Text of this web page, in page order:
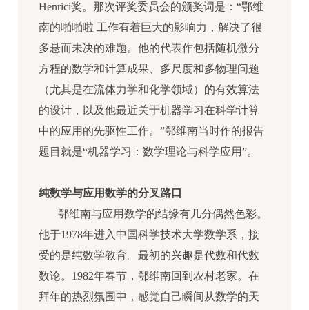
Henrici奖。那次评奖委员会的颁奖词是：“鄂维
南的啪啪啦 工作有着巨大的影响力，解决了很
多悬而未决的难题。他的代表作包括随机微分
方程的数学和计算成果、多尺度和多物理问题
（尤其是在流体力学和化学领域）的有效算法
的设计，以及他最近关于机器学习在科学计算
中的应用的先驱性工作。”鄂维南当时作的报告
题目就是“机器学习：数学理论与科学应用”。
纯数学与应用数学的分叉路口
鄂维南与应用数学的结缘有几分偶然色彩。
他于1978年进入中国科学技术大学数学系，接
受的是纯数学教育。最初的兴趣是代数和代数
数论。1982年春节，鄂维南回到农村老家。在
拜年的热烈氛围中，感觉自己瞬间从数学的天